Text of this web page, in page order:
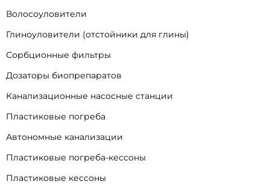
Волосоуловители
Глиноуловители (отстойники для глины)
Сорбционные фильтры
Дозаторы биопрепаратов
Канализационные насосные станции
Пластиковые погреба
Автономные канализации
Пластиковые погреба-кессоны
Пластиковые кессоны